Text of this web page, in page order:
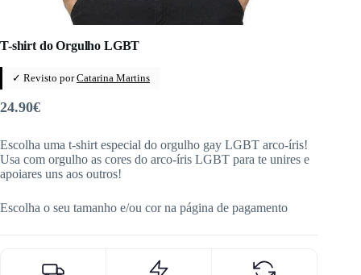
T-shirt do Orgulho LGBT
✓ Revisto porCatarina Martins
24.90€
Escolha uma t-shirt especial do orgulho gay LGBT arco-íris!
Usa com orgulho as cores do arco-íris LGBT para te unires e
apoiares uns aos outros!
Escolha o seu tamanho e/ou cor na página de pagamento